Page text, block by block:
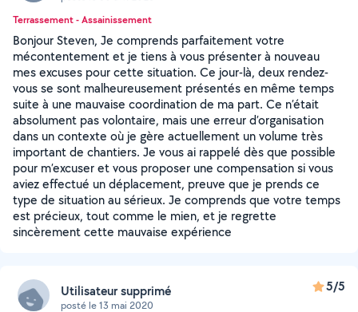
Terrassement - Assainissement
Bonjour Steven, Je comprends parfaitement votre
mécontentement et je tiens à vous présenter à nouveau
mes excuses pour cette situation. Ce jour-là, deux rendez-
vous se sont malheureusement présentés en même temps
suite à une mauvaise coordination de ma part. Ce n’était
absolument pas volontaire, mais une erreur d’organisation
dans un contexte où je gère actuellement un volume très
important de chantiers. Je vous ai rappelé dès que possible
pour m’excuser et vous proposer une compensation si vous
aviez effectué un déplacement, preuve que je prends ce
type de situation au sérieux. Je comprends que votre temps
est précieux, tout comme le mien, et je regrette
sincèrement cette mauvaise expérience
Utilisateur supprimé
posté le 13 mai 2020
5/5